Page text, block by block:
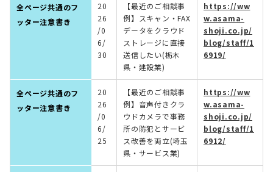
全ページ共通のフ
ッター注意書き
20
26
/0
6/
30
【最近のご相談事
例】スキャン・FAX
データをクラウド
ストレージに直接
送信したい(栃木
県・建設業)
https://ww
w.asama-
shoji.co.jp/
blog/staff/1
6919/
全ページ共通のフ
ッター注意書き
20
26
/0
6/
25
【最近のご相談事
例】音声付きクラ
ウドカメラで事務
所の防犯とサービ
ス改善を両立(埼玉
県・サービス業)
https://ww
w.asama-
shoji.co.jp/
blog/staff/1
6912/